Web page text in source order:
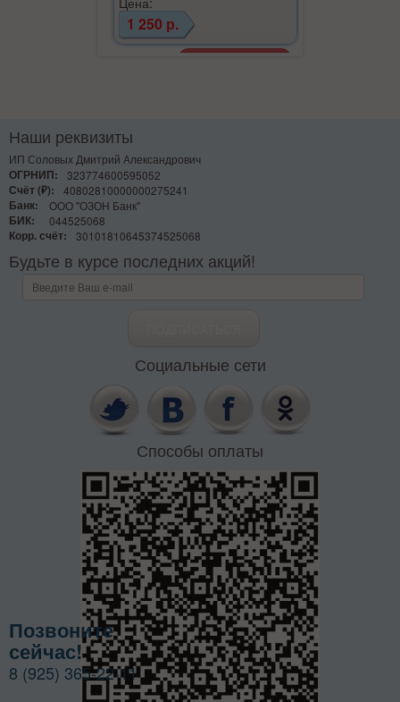
1 250 р.
Наши реквизиты
ИП Соловых Дмитрий Александрович
ОГРНИП:
323774600595052
Счёт (₽):
40802810000000275241
Банк:
ООО "ОЗОН Банк"
БИК:
044525068
Корр. счёт:
30101810645374525068
Будьте в курсе последних акций!
Социальные сети
Способы оплаты
Позвоните
сейчас!
8 (925) 365-22-11